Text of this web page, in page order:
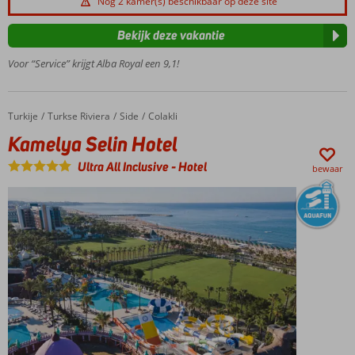
3 à-la-
carterestaurants
Direct aan
het
gelegen
Uitgebreid
Inclusive
concept
Voor “Service” krijgt Alba Royal een 9,1!
Bekijk deze vakantie
Home
Turkije Turkse Riviera Side Colakli
Kamelya Selin Hotel
Kamelya Selin Hotel
Ultra All Inclusive-Hotel bewaar